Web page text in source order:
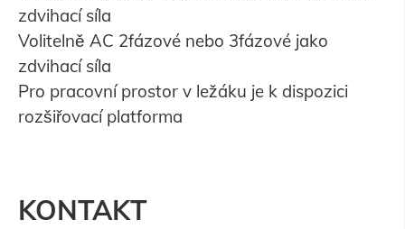
zdvihací síla
Volitelně AC 2fázové nebo 3fázové jako
zdvihací síla
Pro pracovní prostor v ležáku je k dispozici
rozšiřovací platforma
KONTAKT